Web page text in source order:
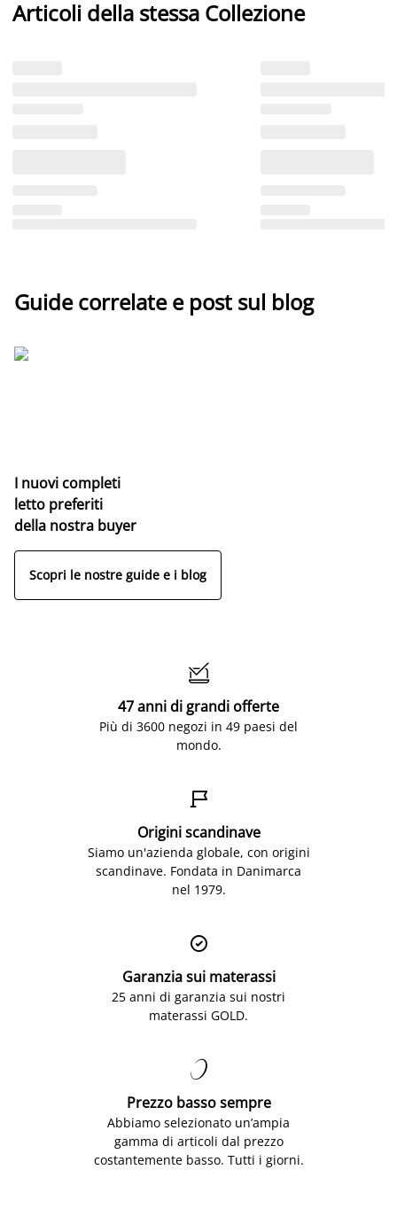
Articoli della stessa Collezione
Guide correlate e post sul blog
I nuovi completi
letto preferiti
della nostra buyer
Scopri le nostre guide e i blog

47 anni di grandi offerte
Più di 3600 negozi in 49 paesi del
mondo.

Origini scandinave
Siamo un'azienda globale, con origini
scandinave. Fondata in Danimarca
nel 1979.

Garanzia sui materassi
25 anni di garanzia sui nostri
materassi GOLD.

Prezzo basso sempre
Abbiamo selezionato un’ampia
gamma di articoli dal prezzo
costantemente basso. Tutti i giorni.